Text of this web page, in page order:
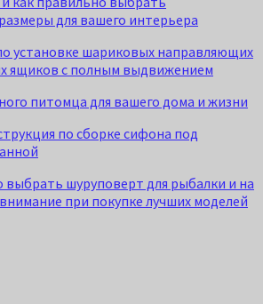
для вашего интерьера
установке шариковых направляющих
ящиков с полным выдвижением
питомца для вашего дома и жизни
по сборке сифона под
выбрать шуруповерт для рыбалки и на
при покупке лучших моделей